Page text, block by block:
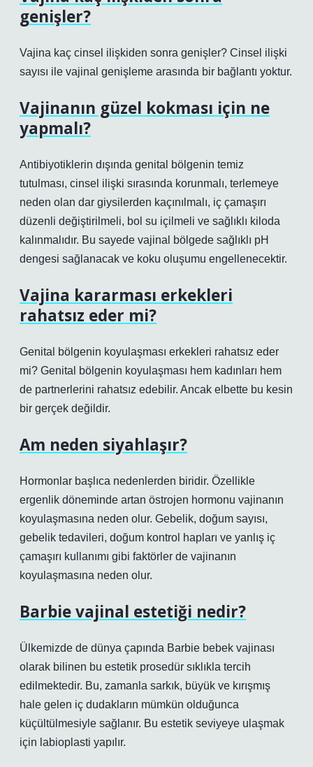
genişler?
Vajina kaç cinsel ilişkiden sonra genişler? Cinsel ilişki
sayısı ile vajinal genişleme arasında bir bağlantı yoktur.
Vajinanın güzel kokması için ne
yapmalı?
Antibiyotiklerin dışında genital bölgenin temiz
tutulması, cinsel ilişki sırasında korunmalı, terlemeye
neden olan dar giysilerden kaçınılmalı, iç çamaşırı
düzenli değiştirilmeli, bol su içilmeli ve sağlıklı kiloda
kalınmalıdır. Bu sayede vajinal bölgede sağlıklı pH
dengesi sağlanacak ve koku oluşumu engellenecektir.
Vajina kararması erkekleri
rahatsız eder mi?
Genital bölgenin koyulaşması erkekleri rahatsız eder
mi? Genital bölgenin koyulaşması hem kadınları hem
de partnerlerini rahatsız edebilir. Ancak elbette bu kesin
bir gerçek değildir.
Am neden siyahlaşır?
Hormonlar başlıca nedenlerden biridir. Özellikle
ergenlik döneminde artan östrojen hormonu vajinanın
koyulaşmasına neden olur. Gebelik, doğum sayısı,
gebelik tedavileri, doğum kontrol hapları ve yanlış iç
çamaşırı kullanımı gibi faktörler de vajinanın
koyulaşmasına neden olur.
Barbie vajinal estetiği nedir?
Ülkemizde de dünya çapında Barbie bebek vajinası
olarak bilinen bu estetik prosedür sıklıkla tercih
edilmektedir. Bu, zamanla sarkık, büyük ve kırışmış
hale gelen iç dudakların mümkün olduğunca
küçültülmesiyle sağlanır. Bu estetik seviyeye ulaşmak
için labioplasti yapılır.